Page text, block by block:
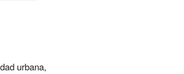
urbana,